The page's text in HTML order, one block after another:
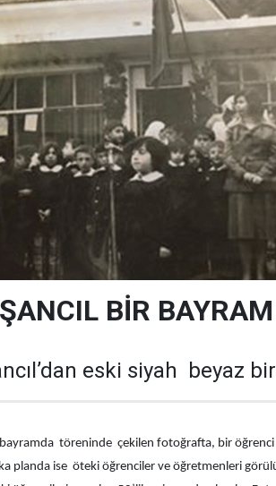
BİR BAYRAM
eski siyah beyaz
töreninde çekilen fotoğrafta, bir
planda ise öteki öğrenciler ve öğretmenleri